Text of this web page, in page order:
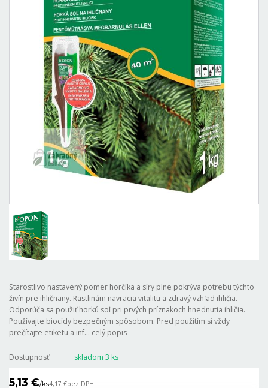
Starostlivo nastavený pomer horčíka a síry plne pokrýva potrebu týchto
živín pre ihličnany. Rastlinám navracia vitalitu a zdravý vzhľad ihličia.
Odporúča sa použiť horkú soľ pri prvých príznakoch hnednutia ihličia.
Používajte biocídy bezpečným spôsobom. Pred použitím si vždy
prečítajte etiketu a inf... celý popis
Dostupnosť skladom 3 ks
5,13 €/ks4,17 €bez DPH